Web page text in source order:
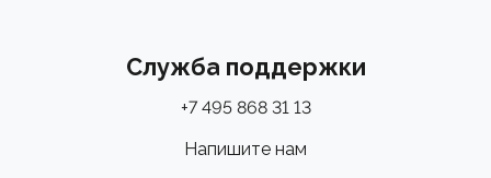
Служба поддержки
+7 495 868 31 13
Напишите нам